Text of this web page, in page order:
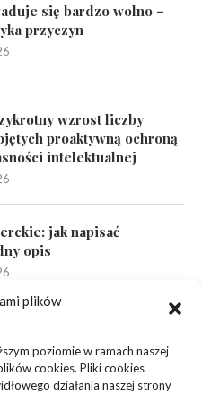
plików
poziomie w ramach naszej
cookies. Pliki cookies
działania naszej strony
się bardzo wolno –
przyczyn
wzrost liczby
proaktywną ochroną
intelektualnej
jak napisać
opis